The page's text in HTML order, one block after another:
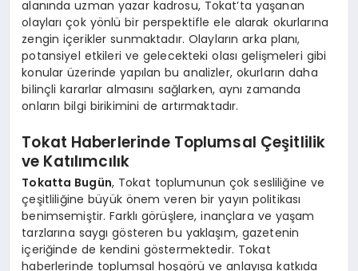
alanında uzman yazar kadrosu, Tokat’ta yaşanan
olayları çok yönlü bir perspektifle ele alarak okurlarına
zengin içerikler sunmaktadır. Olayların arka planı,
potansiyel etkileri ve gelecekteki olası gelişmeleri gibi
konular üzerinde yapılan bu analizler, okurların daha
bilinçli kararlar almasını sağlarken, aynı zamanda
onların bilgi birikimini de artırmaktadır.
Tokat Haberlerinde Toplumsal Çeşitlilik
ve Katılımcılık
Tokatta Bugün, Tokat toplumunun çok sesliliğine ve
çeşitliliğine büyük önem veren bir yayın politikası
benimsemiştir. Farklı görüşlere, inançlara ve yaşam
tarzlarına saygı gösteren bu yaklaşım, gazetenin
içeriğinde de kendini göstermektedir. Tokat
haberlerinde toplumsal hoşgörü ve anlayışa katkıda